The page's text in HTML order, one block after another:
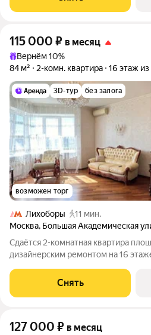
подсветкой, обеденный стол,
115 000 ₽ в месяц
Вернём 10%
84 м²
2-комн. квартира 16 этаж из
3D-тур без залога
возможен торг
Лихоборы
11 мин.
Москва, Большая Академическая
Сдаётся 2-комнатная квартира
дизайнерским ремонтом на 16
Стиральная машина Холодильник Посудомоечная машина
Снять
127 000 ₽ в месяц